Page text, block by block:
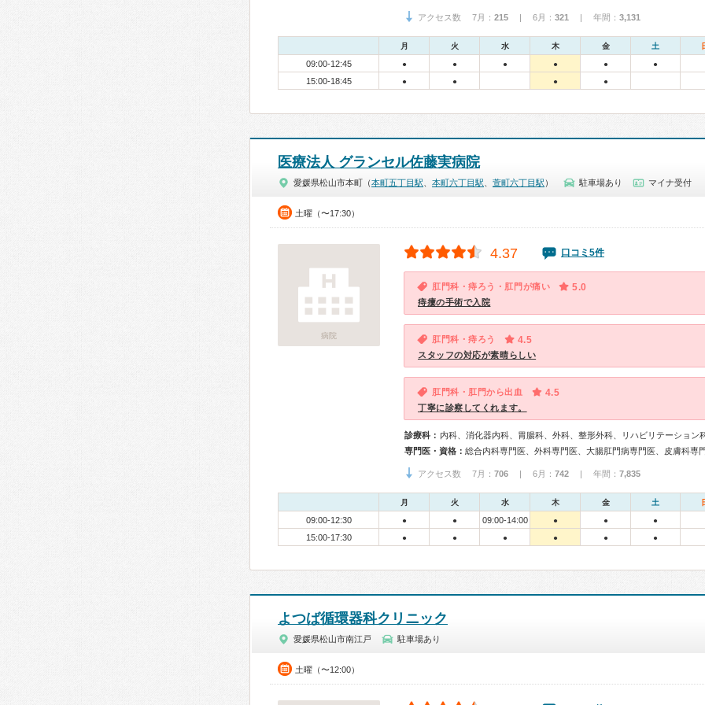
アクセス数 7月： 215 | 6月： 321 | 年間： 3,131
月 火 水 木 金 土
09:00-12:45 ● ● ● ● ● ●
15:00-18:45 ● ● ● ●
医療法人 グランセル佐藤実病院
愛媛県松山市本町（本町五丁目駅 本町六丁目駅 萱町六丁目駅 ） 駐車場あり マイナ受付
土曜（〜17:30）
病院
4.37 口コミ5件
肛門科・痔ろう・肛門が痛い 5.0
痔瘻の手術で入院
肛門科・痔ろう 4.5
スタッフの対応が素晴らしい
肛門科・肛門から出血 4.5
丁寧に診察してくれます。
診療科： 内科、消化器内科、胃腸科、外科、整形外科、リハビリテーション
専門医・資格：
アクセス数 7月： 706 | 6月： 742 | 年間： 7,835
月 火 水 木 金 土
09:00-12:30 ● ● 09:00-14:00 ● ● ●
15:00-17:30 ● ● ● ● ● ●
よつば循環器科クリニック
愛媛県松山市南江戸 駐車場あり
土曜（〜12:00）